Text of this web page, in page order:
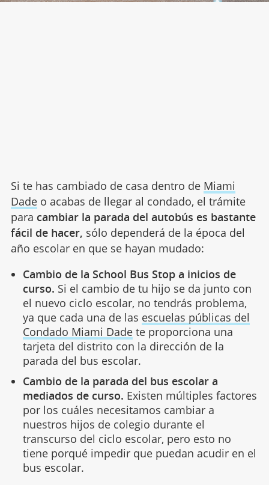
Si te has cambiado de casa dentro de Miami
Dadeo acabas de llegar al condado, el trámite
para cambiar la parada del autobús es bastante
fácil de hacer, sólo dependerá de la época del
año escolar en que se hayan mudado:
Cambio de la School Bus Stop a inicios de
curso. Si el cambio de tu hijo se da junto con
el nuevo ciclo escolar, no tendrás problema,
ya que cada una de las escuelas públicas del
Condado Miami Dadete proporciona una
tarjeta del distrito con la dirección de la
parada del bus escolar.
Cambio de la parada del bus escolar a
mediados de curso. Existen múltiples factores
por los cuáles necesitamos cambiar a
nuestros hijos de colegio durante el
transcurso del ciclo escolar, pero esto no
tiene porqué impedir que puedan acudir en el
bus escolar.